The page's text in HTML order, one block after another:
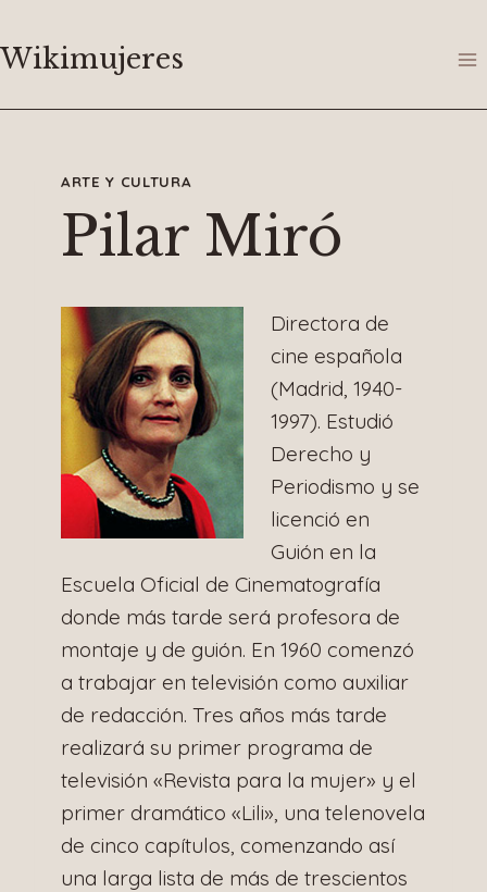
al
Wikimujeres
ARTE Y CULTURA
Pilar Miró
Directora de
cine española
(Madrid, 1940-
1997). Estudió
Derecho y
Periodismo y se
licenció en
Guión en la
Escuela Oficial de Cinematografía
donde más tarde será profesora de
montaje y de guión. En 1960 comenzó
a trabajar en televisión como auxiliar
de redacción. Tres años más tarde
realizará su primer programa de
televisión «Revista para la mujer» y el
primer dramático «Lili», una telenovela
de cinco capítulos, comenzando así
una larga lista de más de trescientos